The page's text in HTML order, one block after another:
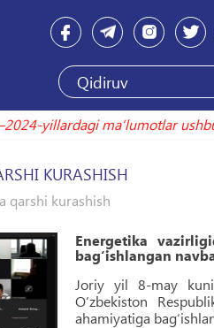
2019–2024-yillardagi
KURASHISH
qarshi kurashish
Energetika
bagʻishlangan
Joriy yil 8-may
Oʻzbekiston
ahamiyatiga